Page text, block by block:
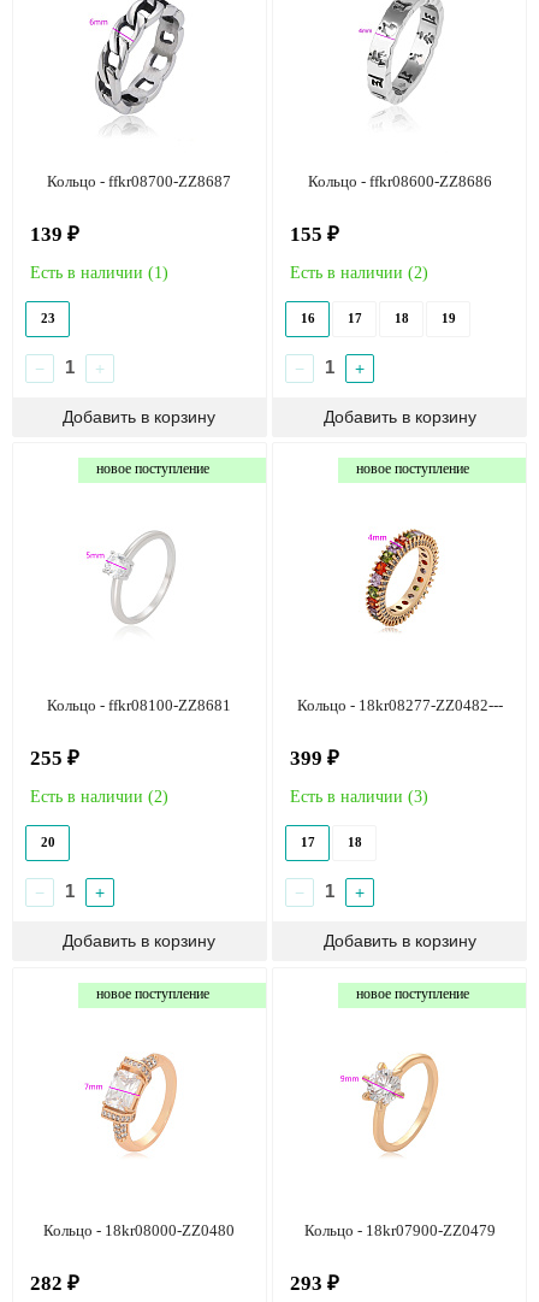
Кольцо - ffkr08700-ZZ8687
139 ₽
Есть в наличии (1 )
23
− +
Кольцо - ffkr08600-ZZ8686
155 ₽
Есть в наличии (2)
16 17 18 19
− +
новое поступление
Кольцо - ffkr08100-ZZ8681
255 ₽
Есть в наличии (2)
20
− +
новое поступление
Кольцо - 18kr08277-ZZ0482---
399 ₽
Есть в наличии (3)
17 18
− +
новое поступление
Кольцо - 18kr08000-ZZ0480
282 ₽
новое поступление
Кольцо - 18kr07900-ZZ0479
293 ₽